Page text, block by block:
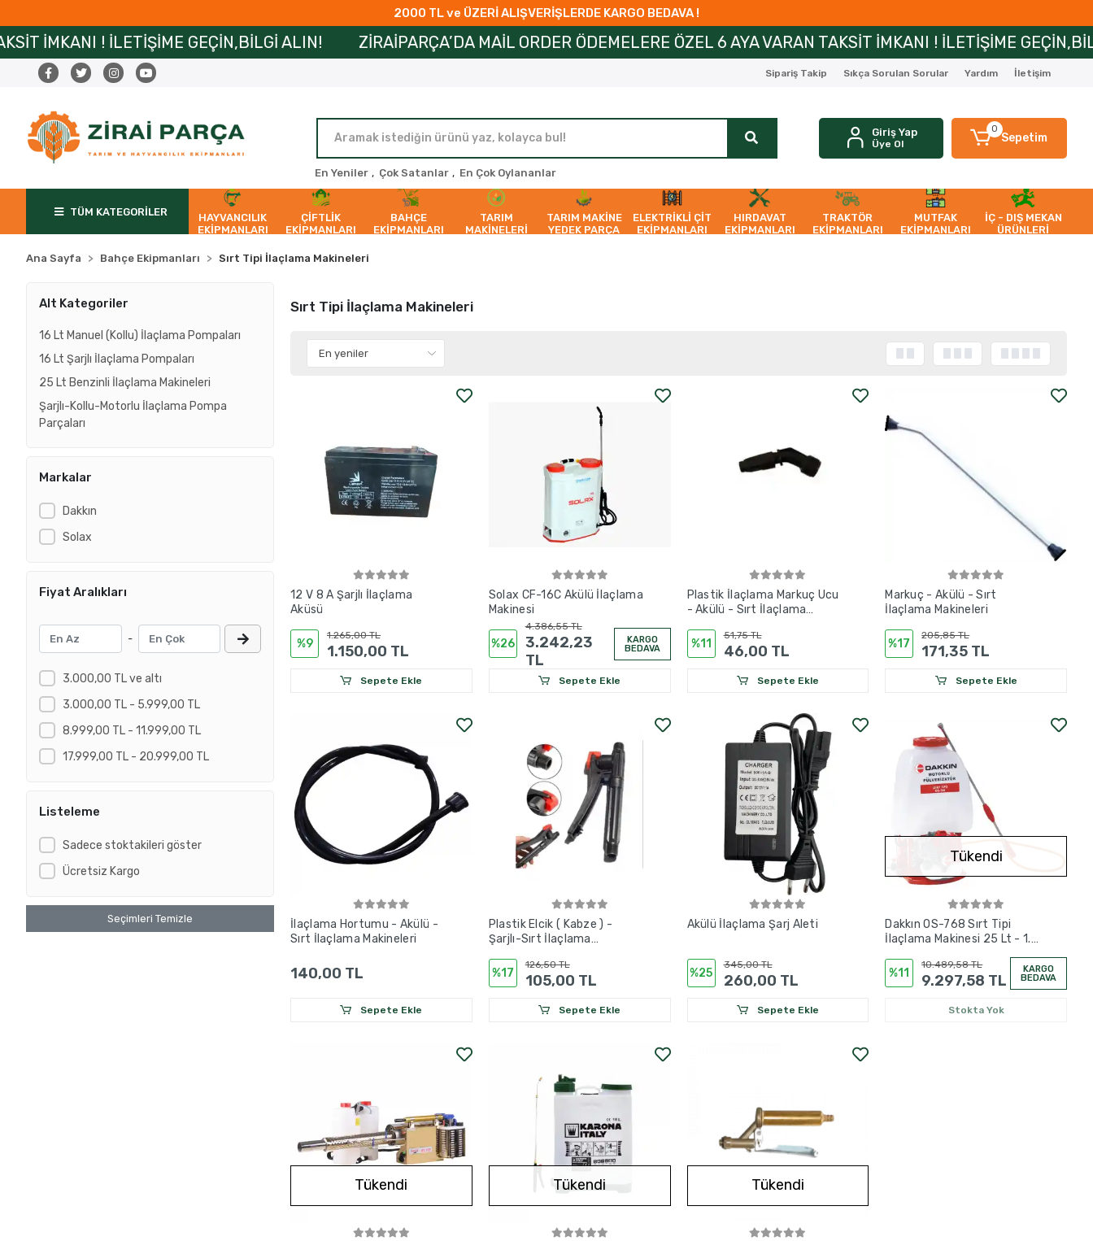
2000 TL ve ÜZERİ ALIŞVERİŞLERDE KARGO BEDAVA !
! İLETİŞİME GEÇİN,BİLGİ ALIN! ZİRAİPARÇA’DA MAİL ORDER ÖDEMELERE ÖZEL 6 AYA VARAN TAKSİT İMKANI ! İLETİŞİME GEÇİN,BİLGİ ALIN!
Sipariş Takip Sıkça Sorulan Sorular Yardım İletişim
En Yeniler , Çok Satanlar , En Çok Oylananlar
Giriş Yap
Üye Ol
0
Sepetim
TÜM KATEGORİLER
HAYVANCILIK
EKİPMANLARI
ÇİFTLİK
EKİPMANLARI
BAHÇE
EKİPMANLARI
TARIM
MAKİNELERİ
TARIM MAKİNE
YEDEK PARÇA
ELEKTRİKLİ ÇİT
EKİPMANLARI
HIRDAVAT
EKİPMANLARI
TRAKTÖR
EKİPMANLARI
MUTFAK
EKİPMANLARI
İÇ - DIŞ MEKAN
ÜRÜNLERİ
Ana Sayfa Bahçe Ekipmanları Sırt Tipi İlaçlama Makineleri
Alt Kategoriler
16 Lt Manuel (Kollu) İlaçlama Pompaları
16 Lt Şarjlı İlaçlama Pompaları
25 Lt Benzinli İlaçlama Makineleri
Şarjlı-Kollu-Motorlu İlaçlama Pompa
Parçaları
Markalar
Dakkın
Solax
Fiyat Aralıkları
-
3.000,00 TL ve altı
3.000,00 TL - 5.999,00 TL
8.999,00 TL - 11.999,00 TL
17.999,00 TL - 20.999,00 TL
Listeleme
Sadece stoktakileri göster
Ücretsiz Kargo
Seçimleri Temizle
Sırt Tipi İlaçlama Makineleri
12 V 8 A Şarjlı İlaçlama
Aküsü
%9
1.265,00 TL
1.150,00 TL
Sepete Ekle
Solax CF-16C Akülü İlaçlama
Makinesi
%26
4.386,55 TL
3.242,23
TL
KARGO
BEDAVA
Sepete Ekle
Plastik İlaçlama Markuç Ucu
- Akülü - Sırt İlaçlama
%11
51,75 TL
46,00 TL
Sepete Ekle
Markuç - Akülü - Sırt
İlaçlama Makineleri
%17
205,85 TL
171,35 TL
Sepete Ekle
İlaçlama Hortumu - Akülü -
Sırt İlaçlama Makineleri
140,00 TL
Sepete Ekle
Plastik Elcik ( Kabze ) -
Şarjlı-Sırt İlaçlama
%17
126,50 TL
105,00 TL
Sepete Ekle
Akülü İlaçlama Şarj Aleti
%25
345,00 TL
260,00 TL
Sepete Ekle
Tükendi
Dakkın OS-768 Sırt Tipi
İlaçlama Makinesi 25 Lt - 1.2
%11
10.489,58 TL
9.297,58 TL
KARGO
BEDAVA
Stokta Yok
Tükendi Tükendi Tükendi